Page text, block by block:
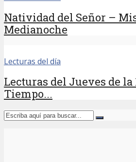
Natividad del Señor –
Medianoche
Lecturas del día
Lecturas del Jueves de la
Tiempo...